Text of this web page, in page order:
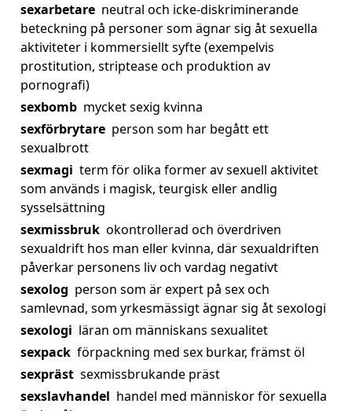
sexarbetare neutral och icke-diskriminerande
beteckning på personer som ägnar sig åt sexuella
aktiviteter i kommersiellt syfte (exempelvis
prostitution, striptease och produktion av
pornografi)
sexbomb mycket sexig kvinna
sexförbrytare person som har begått ett
sexualbrott
sexmagi term för olika former av sexuell aktivitet
som används i magisk, teurgisk eller andlig
sysselsättning
sexmissbruk okontrollerad och överdriven
sexualdrift hos man eller kvinna, där sexualdriften
påverkar personens liv och vardag negativt
sexolog person som är expert på sex och
samlevnad, som yrkesmässigt ägnar sig åt sexologi
sexologi läran om människans sexualitet
sexpack förpackning med sex burkar, främst öl
sexpräst sexmissbrukande präst
sexslavhandel handel med människor för sexuella